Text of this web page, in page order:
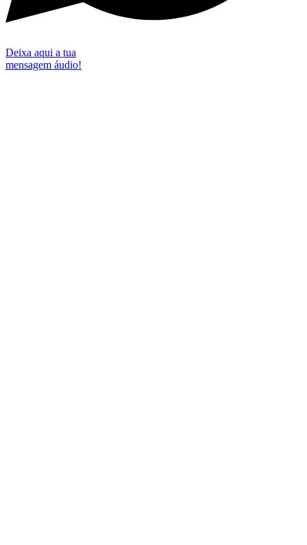
Deixa aqui a tua
mensagem áudio!